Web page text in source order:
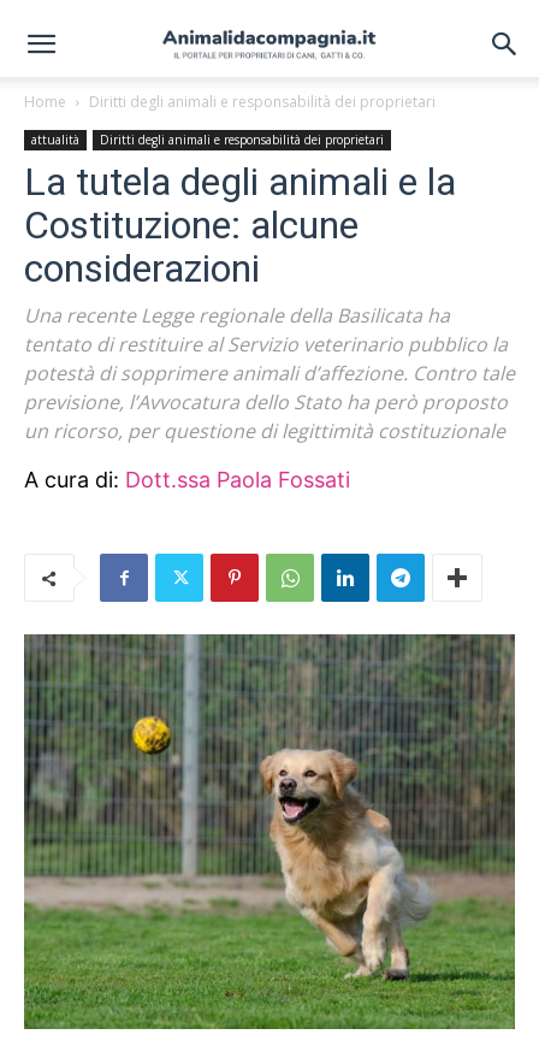
Home Diritti degli animali e responsabilità dei proprietari
attualità Diritti degli animali e responsabilità dei proprietari
La tutela degli animali e la
Costituzione: alcune
considerazioni
Una recente Legge regionale della Basilicata ha
tentato di restituire al Servizio veterinario pubblico la
potestà di sopprimere animali d’affezione. Contro tale
previsione, l’Avvocatura dello Stato ha però proposto
un ricorso, per questione di legittimità costituzionale
A cura di: Dott.ssa Paola Fossati